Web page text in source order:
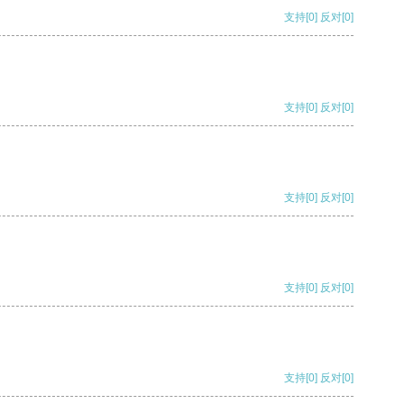
支持[0] 反对[0]
支持[0] 反对[0]
支持[0] 反对[0]
支持[0] 反对[0]
支持[0] 反对[0]